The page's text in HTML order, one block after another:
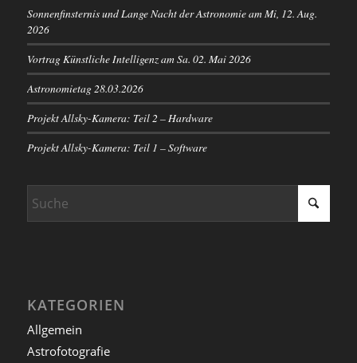
Sonnenfinsternis und Lange Nacht der Astronomie am Mi, 12. Aug.
2026
Vortrag Künstliche Intelligenz am Sa. 02. Mai 2026
Astronomietag 28.03.2026
Projekt Allsky-Kamera: Teil 2 – Hardware
Projekt Allsky-Kamera: Teil 1 – Software
KATEGORIEN
Allgemein
Astrofotografie